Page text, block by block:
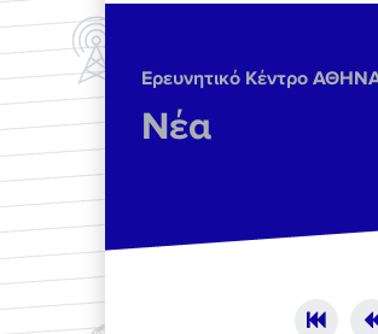
Ερευνητικό Κέντρο
Νέα